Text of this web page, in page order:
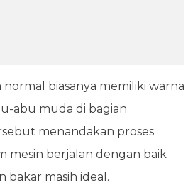
normal biasanya memiliki warna
abu muda di bagian
menandakan proses
mesin berjalan dengan baik
bakar masih ideal.